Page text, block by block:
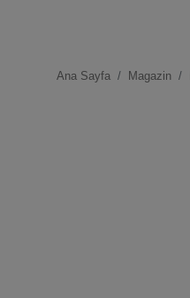
GemlikAna Sayfa Magazin